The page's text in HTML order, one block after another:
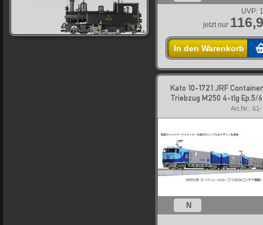
UVP:
jetzt nur
In den Warenkorb
Kato 10-1721 JRF Container
Triebzug M250 4-tlg Ep.5/6
Art.Nr.:
N